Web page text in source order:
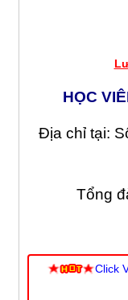
HỌC
Địa chỉ tại:
Tổng
Click